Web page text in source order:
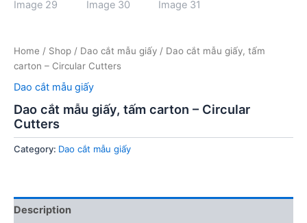
Home / Shop / Dao cắt mẫu giấy / Dao cắt mẫu giấy, tấm
carton – Circular Cutters
Dao cắt mẫu giấy
Dao cắt mẫu giấy, tấm carton – Circular
Cutters
Category: Dao cắt mẫu giấy
Description